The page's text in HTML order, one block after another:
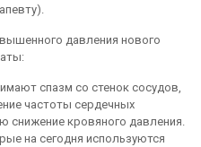
давления нового
спазм со стенок сосудов,
частоты сердечных
снижение кровяного давления.
на сегодня используются